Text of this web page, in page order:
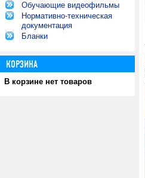
Обучающие видеофильмы
Нормативно-техническая
документация
Бланки
КОРЗИНА
В корзине нет товаров